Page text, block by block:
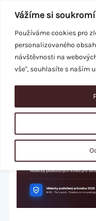
Vážíme si soukromí
Používáme cookies pro
personalizovaného
návštěvnosti na
vše", souhlasíte s naším
obsah